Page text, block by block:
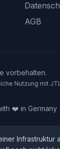
AGB
vorbehalten.
Nutzung mit
❤️ in Germany
Infrastruktur